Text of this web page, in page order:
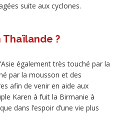
suite aux cyclones.
?
également très touché par la
par la mousson et des
afin de venir en aide aux
Karen à fuit la Birmanie à
dans l’espoir d’une vie plus